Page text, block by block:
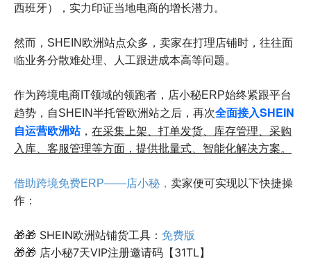
西班牙），实力印证当地电商的增长潜力。
然而，SHEIN欧洲站点众多，卖家在打理店铺时，往往面
临业务分散难处理、人工跟进成本高等问题。
作为跨境电商IT领域的领跑者，店小秘ERP始终紧跟平台
趋势，自SHEIN半托管欧洲站之后，再次全面接入SHEIN
自运营欧洲站， 在采集上架、打单发货、库存管理、采购
入库、客服管理等方面，提供批量式、智能化解决方案。
借助跨境免费ERP——店小秘， 卖家便可实现以下快捷操
作：
🎁🎁 SHEIN欧洲站铺货工具： 免费版
🎁🎁 店小秘7天VIP注册邀请码【31TL】